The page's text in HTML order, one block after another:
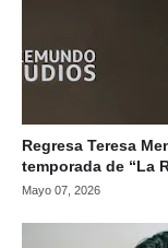
Regresa Teresa
temporada de “La
Mayo 07, 2026